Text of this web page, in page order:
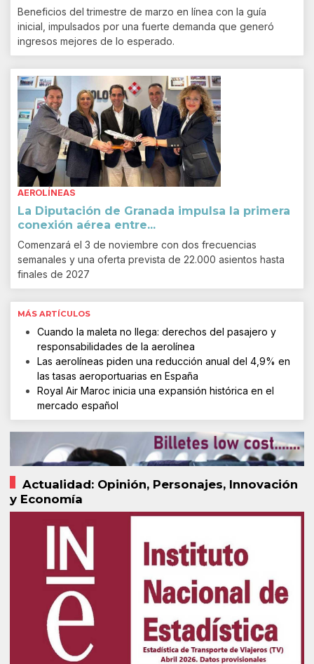
Beneficios del trimestre de marzo en línea con la guía
inicial, impulsados por una fuerte demanda que generó
ingresos mejores de lo esperado.
AEROLÍNEAS
La Diputación de Granada impulsa la primera
conexión aérea entre...
Comenzará el 3 de noviembre con dos frecuencias
semanales y una oferta prevista de 22.000 asientos hasta
finales de 2027
MÁS ARTÍCULOS
Cuando la maleta no llega: derechos del pasajero y
responsabilidades de la aerolínea
Las aerolíneas piden una reducción anual del 4,9% en
las tasas aeroportuarias en España
Royal Air Maroc inicia una expansión histórica en el
mercado español
Actualidad: Opinión, Personajes, Innovación
y Economía